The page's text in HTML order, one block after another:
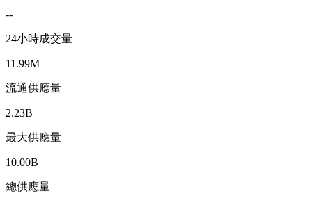
--
24小時成交量
11.99M
流通供應量
2.23B
最大供應量
10.00B
總供應量